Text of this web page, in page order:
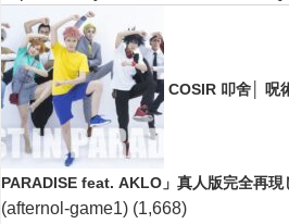
COSIR 叩舍│ 呪
PARADISE feat. AKLO」真人版完全再
(afternol-game1) (1,668)